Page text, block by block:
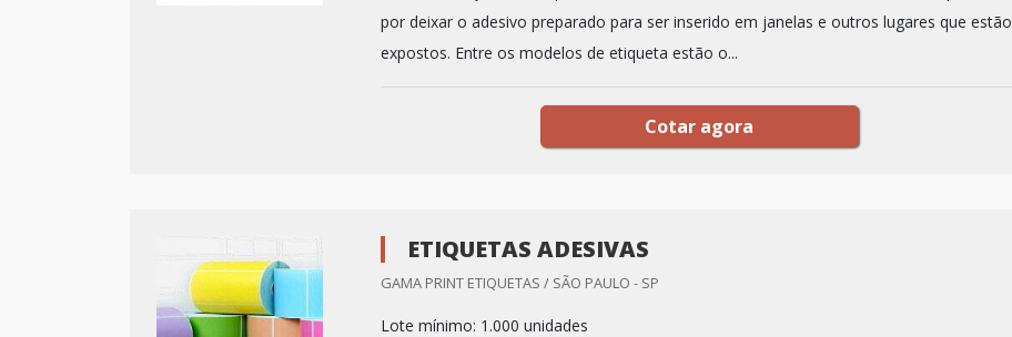
por deixar o adesivo preparado para ser inserido em janelas e outros lugares que estão
expostos. Entre os modelos de etiqueta estão o...
Cotar agora
ETIQUETAS ADESIVAS
GAMA PRINT ETIQUETAS / SÃO PAULO - SP
Lote mínimo: 1.000 unidades